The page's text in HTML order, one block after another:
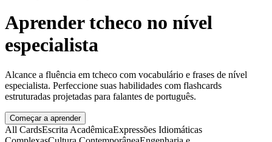
Aprender tcheco no nível
especialista
Alcance a fluência em tcheco com vocabulário e frases de nível
especialista. Perfeccione suas habilidades com flashcards
estruturadas projetadas para falantes de português.
Começar a aprender
All CardsEscrita AcadêmicaExpressões Idiomáticas